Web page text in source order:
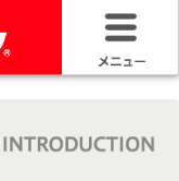
HOME
お問い合わ